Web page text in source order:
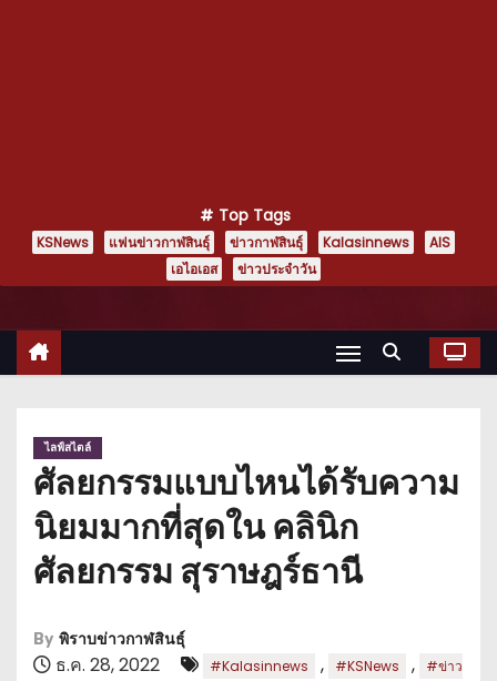
Top Tags
KSNews แฟนข่าวกาฬสินธุ์ ข่าวกาฬสินธุ์ Kalasinnews
AIS
เอไอเอส
ข่าวประจำวัน
ไลฟ์สไตล์
ศัลยกรรมแบบไหนได้รับความ
นิยมมากที่สุดใน คลินิก
ศัลยกรรม สุราษฎร์ธานี
By พิราบข่าวกาฬสินธุ์
ธ.ค. 28, 2022 #Kalasinnews , #KSNews ,
#ข่าว